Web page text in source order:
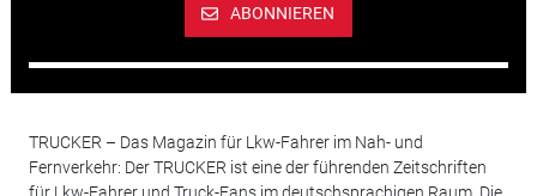
ABONNIEREN
TRUCKER – Das Magazin für Lkw-Fahrer im Nah- und
Fernverkehr: Der TRUCKER ist eine der führenden Zeitschriften
für Lkw-Fahrer und Truck-Fans im deutschsprachigen Raum. Die